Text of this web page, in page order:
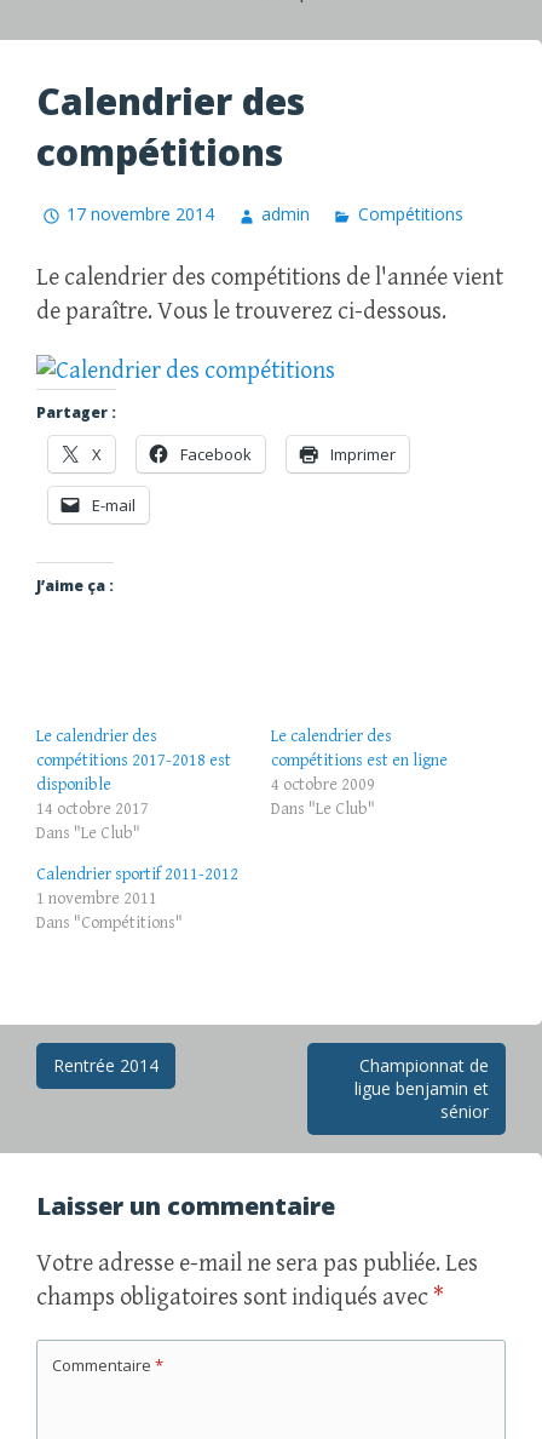
Calendrier des
compétitions
17 novembre 2014 admin Compétitions
Le calendrier des compétitions de l'année vient
de paraître. Vous le trouverez ci-dessous.
Partager :
X Facebook Imprimer
E-mail
J’aime ça :
Le calendrier des
compétitions 2017-2018 est
disponible
14 octobre 2017
Dans "Le Club"
Le calendrier des
compétitions est en ligne
4 octobre 2009
Dans "Le Club"
Calendrier sportif 2011-2012
1 novembre 2011
Dans "Compétitions"
Navigation
articles
Rentrée 2014
Championnat de
ligue benjamin et
sénior
Laisser un commentaire
Votre adresse e-mail ne sera pas publiée. Les
champs obligatoires sont indiqués avec *
Commentaire *